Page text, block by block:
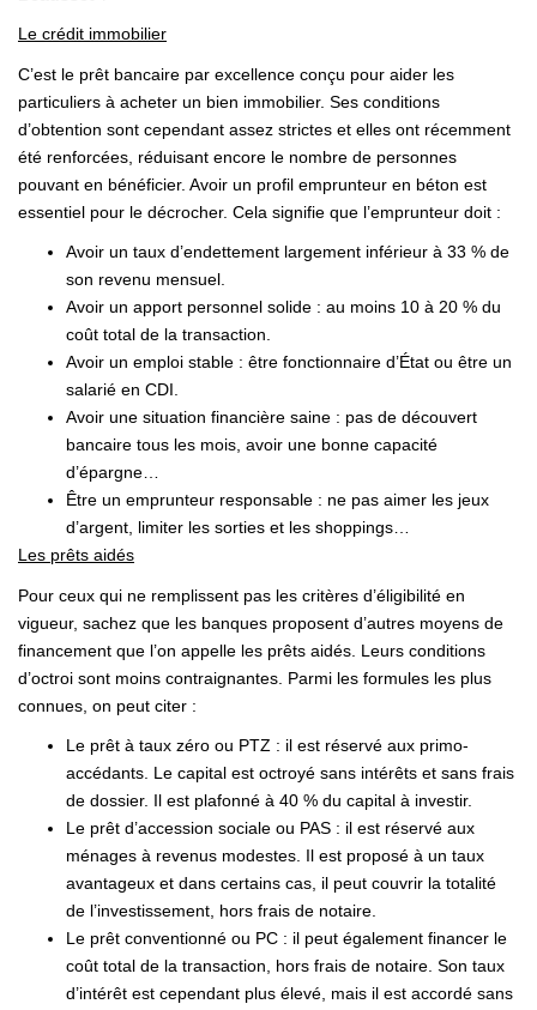
Le crédit immobilier
C’est le prêt bancaire par excellence conçu pour aider les
particuliers à acheter un bien immobilier. Ses conditions
d’obtention sont cependant assez strictes et elles ont récemment
été renforcées, réduisant encore le nombre de personnes
pouvant en bénéficier. Avoir un profil emprunteur en béton est
essentiel pour le décrocher. Cela signifie que l’emprunteur doit :
Avoir un taux d’endettement largement inférieur à 33 % de
son revenu mensuel.
Avoir un apport personnel solide : au moins 10 à 20 % du
coût total de la transaction.
Avoir un emploi stable : être fonctionnaire d’État ou être un
salarié en CDI.
Avoir une situation financière saine : pas de découvert
bancaire tous les mois, avoir une bonne capacité
d’épargne…
Être un emprunteur responsable : ne pas aimer les jeux
d’argent, limiter les sorties et les shoppings…
Les prêts aidés
Pour ceux qui ne remplissent pas les critères d’éligibilité en
vigueur, sachez que les banques proposent d’autres moyens de
financement que l’on appelle les prêts aidés. Leurs conditions
d’octroi sont moins contraignantes. Parmi les formules les plus
connues, on peut citer :
Le prêt à taux zéro ou PTZ : il est réservé aux primo-
accédants. Le capital est octroyé sans intérêts et sans frais
de dossier. Il est plafonné à 40 % du capital à investir.
Le prêt d’accession sociale ou PAS : il est réservé aux
ménages à revenus modestes. Il est proposé à un taux
avantageux et dans certains cas, il peut couvrir la totalité
de l’investissement, hors frais de notaire.
Le prêt conventionné ou PC : il peut également financer le
coût total de la transaction, hors frais de notaire. Son taux
d’intérêt est cependant plus élevé, mais il est accordé sans